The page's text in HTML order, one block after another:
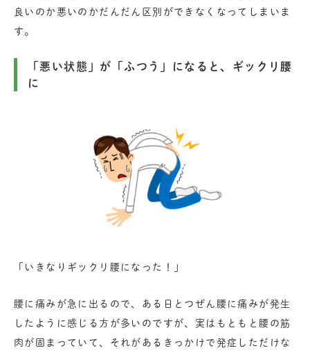
良いのか悪いのかだんだん区別ができなくなってしまいま
す。
「悪い状態」が「ふつう」になると、ギックリ腰
に
「いきなりギックリ腰になった！」
腰に痛みが急に出るので、ある日とつぜん腰に痛みが発生
したように感じる方が多いのですが、実はもともと腰の筋
肉が固まっていて、それがあるきっかけで発症しただけな